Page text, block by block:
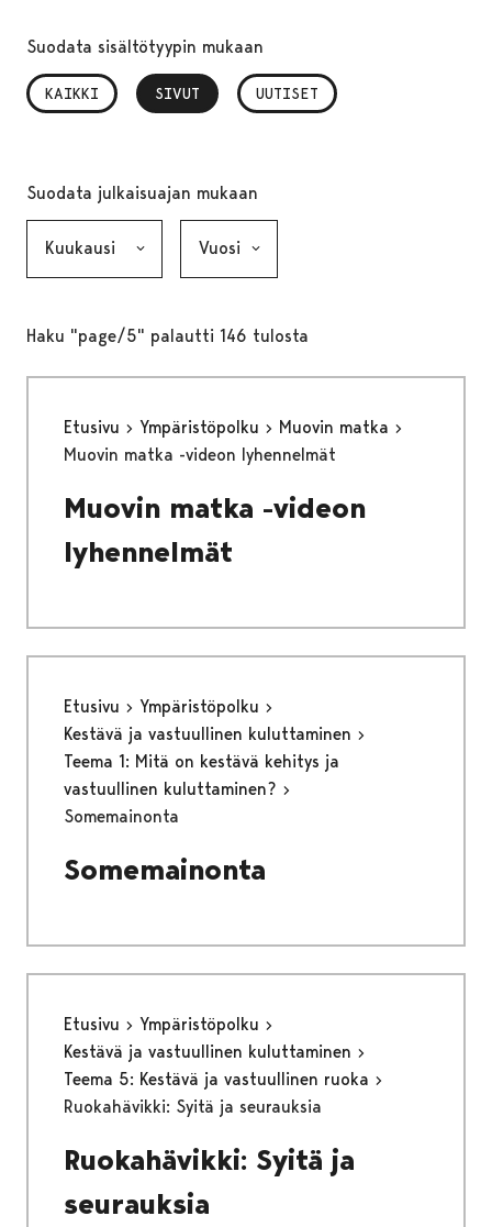
Suodata sisältötyypin mukaan
KAIKKI SIVUT
, VALITTU UUTISET
Suodata julkaisuajan mukaan
Haku "page/5" palautti 146 tulosta
Etusivu Ympäristöpolku
Muovin matka
Muovin matka -videon lyhennelmät
Muovin matka -videon
lyhennelmät
Etusivu
Ympäristöpolku
Kestävä ja vastuullinen kuluttaminen
Teema 1: Mitä on kestävä kehitys ja
vastuullinen kuluttaminen?
Somemainonta
Somemainonta
Etusivu
Ympäristöpolku
Kestävä ja vastuullinen kuluttaminen
Teema 5: Kestävä ja vastuullinen ruoka
Ruokahävikki: Syitä ja seurauksia
Ruokahävikki: Syitä ja
seurauksia